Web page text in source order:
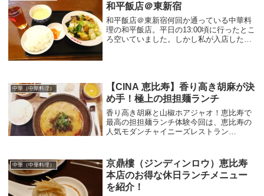
和平飯店＠東新宿
和平飯店＠東新宿何回か通っている中華料
理の和平飯店。平日の13:00頃に行ったとこ
ろ空いていました。しかし私が入店した
中華（中華料理）
【CINA 恵比寿】香り高き胡麻が決
め手！極上の担担麺ランチ
香り高き胡麻と山椒ホアジャオ！恵比寿で
最高の担担麺ランチ体験今回は、恵比寿の
人気モダンチャイニーズレストラン
たグルメが立ち並ぶ大人の街。そんな中で
も、ひときわ存...
中華（中華料理）
京鼎樓（ジンディンロウ）恵比寿
本店のお得な休日ランチメニュー
を紹介！